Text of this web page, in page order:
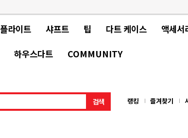
플라이트 샤프트 팁 다트 케이스 액세서
하우스다트 COMMUNITY
랭킹 즐겨찾기